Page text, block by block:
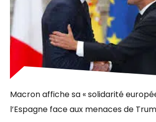
Macron affiche sa « solidarité
l’Espagne face aux menaces de